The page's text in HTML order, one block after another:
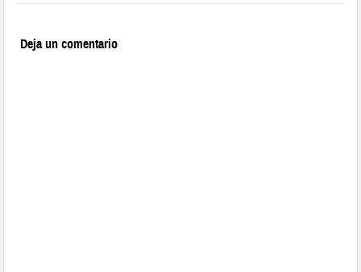
Deja un comentario